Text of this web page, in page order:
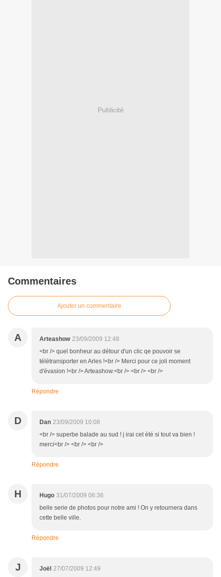
Publicité
Commentaires
Ajouter un commentaire
A Arteashow 23/09/2009 12:48
<br /> quel bonheur au détour d'un clic qe pouvoir se
télétransporter en Arles !<br /> Merci pour ce joli moment
d'évasion !<br /> Arteashow.<br /> <br /> <br />
Répondre
D Dan 23/09/2009 10:08
<br /> superbe balade au sud ! j irai cet été si tout va bien !
merci<br /> <br /> <br />
Répondre
H Hugo 31/07/2009 06:36
belle serie de photos pour notre ami ! On y retournera dans
cette belle ville.
Répondre
J Joël 27/07/2009 12:49